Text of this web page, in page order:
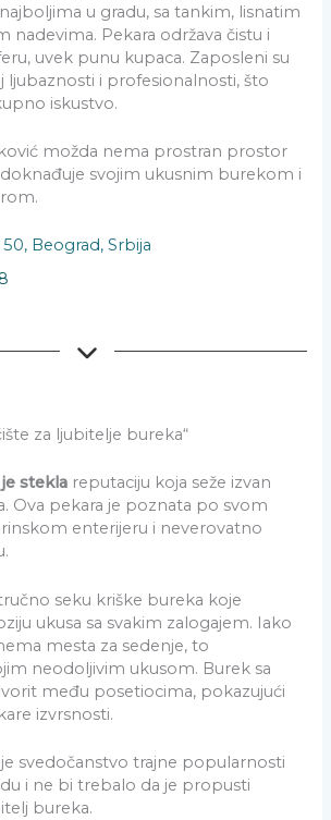
u gradu, sa tankim, lisnatim
nadevima. Pekara održava čistu i
uvek punu kupaca. Zaposleni su
ljubaznosti i profesionalnosti, što
iskustvo.
možda nema prostran prostor
svojim ukusnim burekom i
Beograd, Srbija
za ljubitelje bureka“
stekla reputaciju koja seže izvan
Ova pekara je poznata po svom
enterijeru i neverovatno
seku kriške bureka koje
ukusa sa svakim zalogajem. Iako
mesta za sedenje, to
neodoljivim ukusom. Burek sa
među posetiocima, pokazujući
izvrsnosti.
je svedočanstvo trajne popularnosti
i ne bi trebalo da je propusti
bureka.